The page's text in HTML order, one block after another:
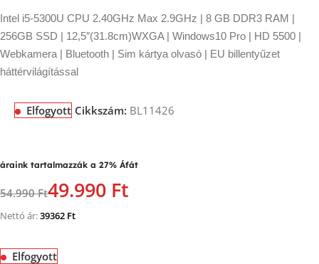
Intel i5-5300U CPU 2.40GHz Max 2.9GHz | 8 GB DDR3 RAM |
256GB SSD | 12,5″(31.8cm)WXGA | Windows10 Pro | HD 5500 |
Webkamera | Bluetooth | Sim kártya olvasó | EU billentyűzet
háttérvilágítással
Elfogyott Cikkszám: BL11426
áraink tartalmazzák a 27% Áfát
54.990 Ft49.990 Ft
Nettó ár:39362 Ft
Elfogyott